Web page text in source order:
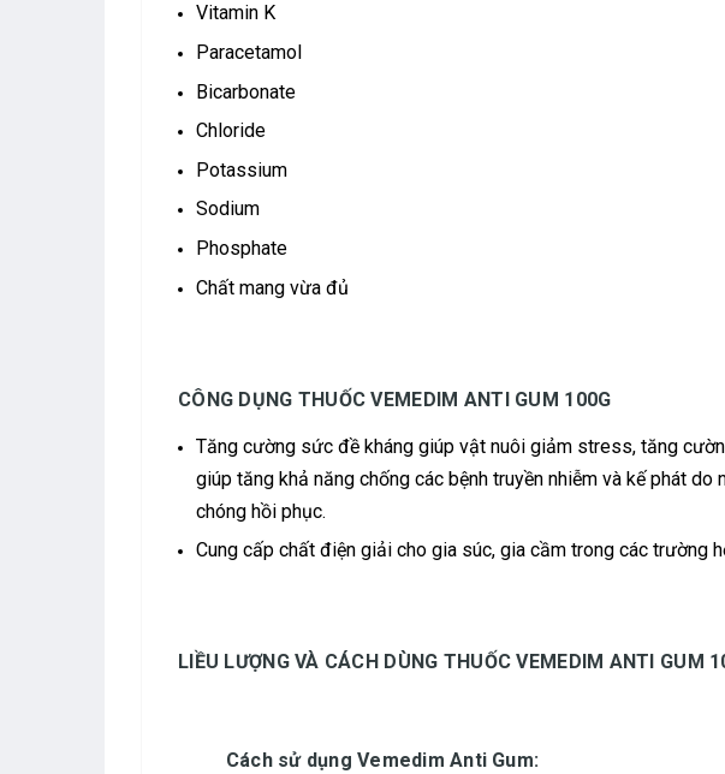
Vitamin K
Paracetamol
Bicarbonate
Chloride
Potassium
Sodium
Phosphate
Chất mang vừa đủ
CÔNG DỤNG THUỐC VEMEDIM ANTI GUM 100G
Tăng cường sức đề kháng giúp vật nuôi giảm stress, tăng
giúp tăng khả năng chống các bệnh truyền nhiễm và kế phát do
chóng hồi phục.
Cung cấp chất điện giải cho gia súc, gia cầm trong các trường
LIỀU LƯỢNG VÀ CÁCH DÙNG THUỐC VEMEDIM ANTI GUM
Cách sử dụng Vemedim Anti Gum: